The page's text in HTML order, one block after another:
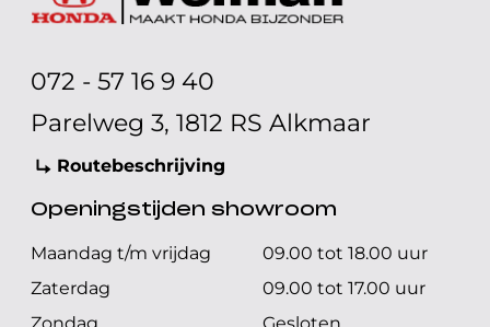
072 - 57 16 9 40
Parelweg 3, 1812 RS Alkmaar
Routebeschrijving
Openingstijden showroom
Maandag t/m vrijdag
09.00 tot 18.00 uur
Zaterdag
09.00 tot 17.00 uur